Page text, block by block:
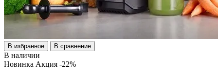
В избранное В сравнение
В наличии
Новинка Акция -22%